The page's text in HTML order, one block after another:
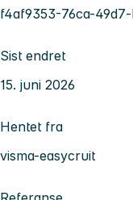
f4af9353-76ca-
Sist endret
15. juni 2026
Hentet fra
visma-easycruit